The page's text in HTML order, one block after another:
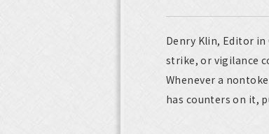
Denry Klin, Editor
strike, or vigilance
Whenever a
has counters on it,